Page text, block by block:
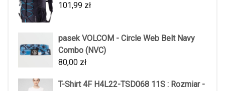
101,99 zł
pasek VOLCOM - Circle Web Belt Navy
Combo (NVC)
80,00 zł
T-Shirt 4F H4L22-TSD068 11S : Rozmiar -